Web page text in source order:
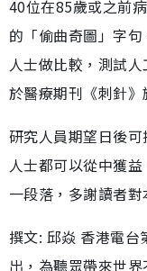
40位在85歲或之前
的「偷曲奇圖」字
人士做比較，測試
於醫療期刊《刺針
研究人員期望日後
人士都可以從中獲
一段落，多謝讀者對
撰文: 邱焱 香港電
出，為聽眾帶來世界